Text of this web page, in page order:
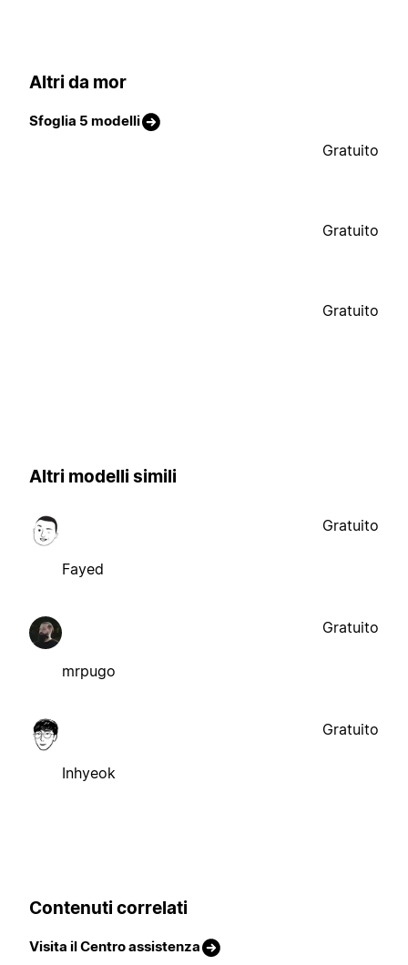
Altri da mor
Sfoglia 5 modelli
Gratuito
Gratuito
Gratuito
Altri modelli simili
Fayed
Gratuito
mrpugo
Gratuito
Inhyeok
Gratuito
Contenuti correlati
Visita il Centro assistenza